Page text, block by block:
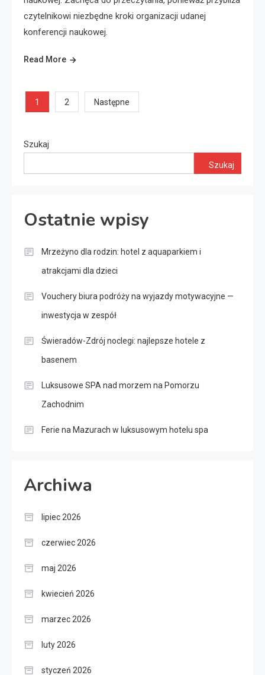
czytelnikowi niezbędne kroki organizacji udanej
konferencji naukowej.
Read More
Stronicowanie
1 2 Następne
Szukaj
Szukaj
Ostatnie wpisy
Mrzeżyno dla rodzin: hotel z aquaparkiem i
atrakcjami dla dzieci
Vouchery biura podróży na wyjazdy motywacyjne —
inwestycja w zespół
Świeradów-Zdrój noclegi: najlepsze hotele z
basenem
Luksusowe SPA nad morzem na Pomorzu
Zachodnim
Ferie na Mazurach w luksusowym hotelu spa
Archiwa
lipiec 2026
czerwiec 2026
maj 2026
kwiecień 2026
marzec 2026
luty 2026
styczeń 2026